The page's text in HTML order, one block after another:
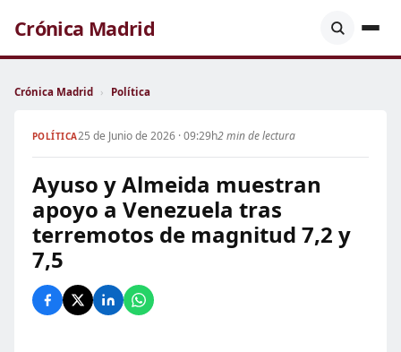
Crónica Madrid
Crónica Madrid › Política
POLÍTICA25 de Junio de 2026 · 09:29h2 min de lectura
Ayuso y Almeida muestran
apoyo a Venezuela tras
terremotos de magnitud 7,2 y
7,5